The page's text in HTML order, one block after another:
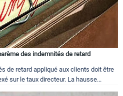
des indemnités de retard
de retard appliqué aux clients doit être
sur le taux directeur. La hausse...